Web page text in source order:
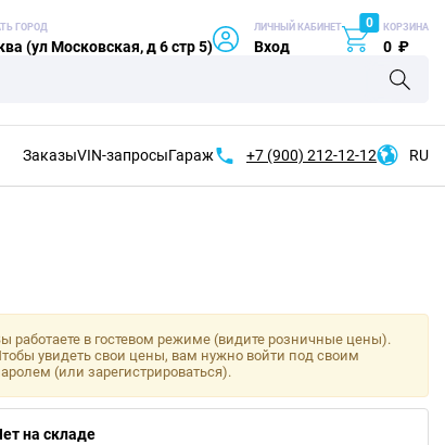
ГОРОД
(ул Московская, д 6 стр 5)
ЛИЧНЫЙ КАБИНЕТ
Вход
0 КОРЗИНА
0 ₽
ЗаказыVIN-запросыГараж +7 (900) 212-12-12 RU
работаете в гостевом режиме (видите розничные цены).
увидеть свои цены, вам нужно войти под своим
(или зарегистрироваться).
на складе